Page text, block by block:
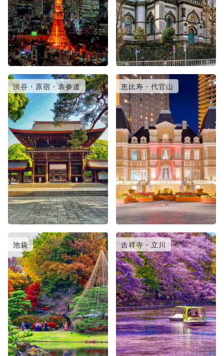
渋谷・原宿・表参道 恵比寿・代官山
池袋 吉祥寺・立川